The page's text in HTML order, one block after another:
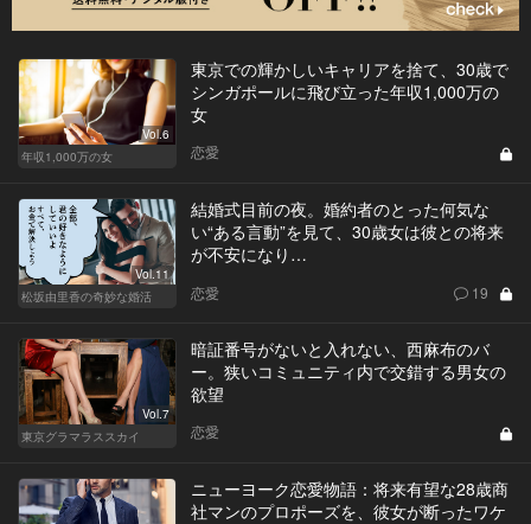
Vol.6
年収1,000万の女
東京での輝かしいキャリアを捨て、30歳で
シンガポールに飛び立った年収1,000万の
女
恋愛
Vol.11
松坂由里香の奇妙な婚活
結婚式目前の夜。婚約者のとった何気な
い“ある言動”を見て、30歳女は彼との将来
が不安になり…
恋愛 19
Vol.7
東京グラマラススカイ
暗証番号がないと入れない、西麻布のバ
ー。狭いコミュニティ内で交錯する男女の
欲望
恋愛
ニューヨーク恋愛物語：将来有望な28歳商
社マンのプロポーズを、彼女が断ったワケ